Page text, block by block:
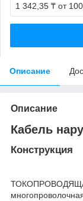
1 342,35 ₸ от
Описание
Описание
Кабель
Конструкция